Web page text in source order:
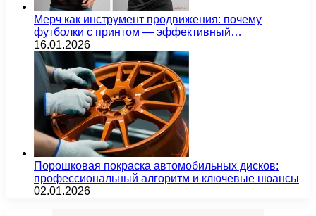
Мерч как инструмент продвижения: почему
футболки с принтом — эффективный…
16.01.2026
Порошковая покраска автомобильных дисков:
профессиональный алгоритм и ключевые нюансы
02.01.2026